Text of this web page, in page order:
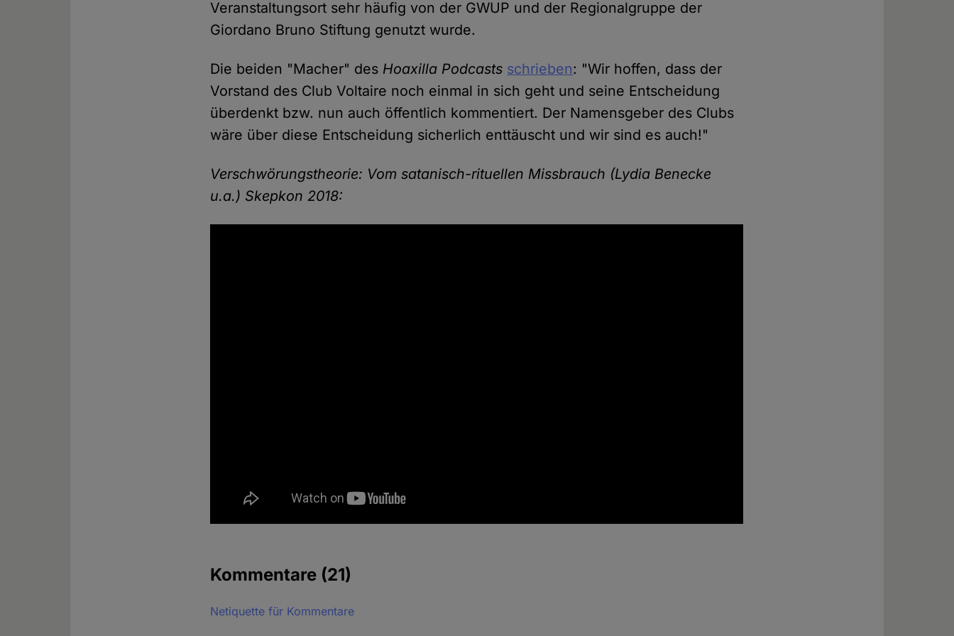
Veranstaltungsort sehr häufig von der GWUP und der Regionalgruppe der
Giordano Bruno Stiftung genutzt wurde.
Die beiden "Macher" des Hoaxilla Podcasts schrieben: "Wir hoffen, dass der
Vorstand des Club Voltaire noch einmal in sich geht und seine Entscheidung
überdenkt bzw. nun auch öffentlich kommentiert. Der Namensgeber des Clubs
wäre über diese Entscheidung sicherlich enttäuscht und wir sind es auch!"
Verschwörungstheorie: Vom satanisch-rituellen Missbrauch (Lydia Benecke
u.a.) Skepkon 2018:
Kommentare (21)
Netiquette für Kommentare